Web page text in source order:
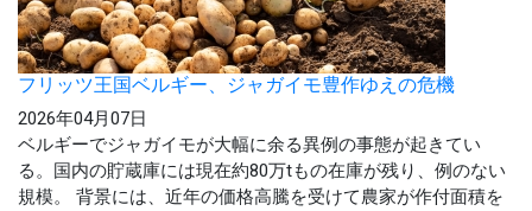
フリッツ王国ベルギー、ジャガイモ豊作ゆえの危機
2026年04月07日
ベルギーでジャガイモが大幅に余る異例の事態が起きてい
る。国内の貯蔵庫には現在約80万tもの在庫が残り、例のない
規模。 背景には、近年の価格高騰を受けて農家が作付面積を